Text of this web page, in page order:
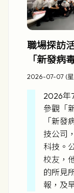
職場探訪
「新發病
2026-07-07 (
2026年
參觀「
「新
技公司
科技。
校友，
的所見
報，及